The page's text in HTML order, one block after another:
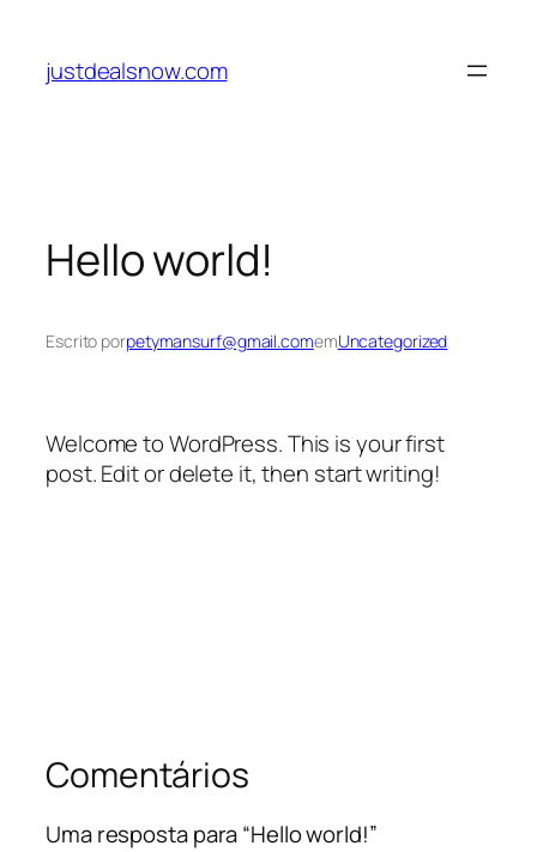
justdealsnow.com
Hello world!
Escrito porpetymansurf@gmail.comemUncategorized
Welcome to WordPress. This is your first
post. Edit or delete it, then start writing!
Comentários
Uma resposta para “Hello world!”